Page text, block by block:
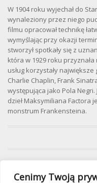
Cenimy Twoją
W 1904 roku wyjechał do
wynaleziony przez niego
filmu opracował technikę
wymyślając przy okazji
stworzył spotkały się z
która w 1929 roku
usług korzystały
Charlie Chaplin, Frank
występująca jako Pola
dzieł Maksymiliana Factora
monstrum Frankensteina.